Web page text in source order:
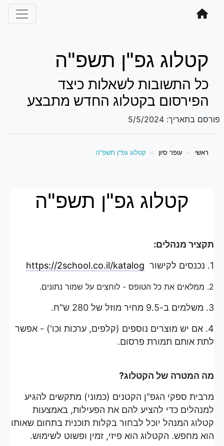
קטלוג גפ"ן תשפ"ה
כל התשובות לשאלות כיצד
הפירסום בקטלוג החדש מתבצע
פורסם בתאריך: 5/5/2024
ראשי עופר סיון קטלוג גפ"ן תשפ"ה
קטלוג גפ"ן תשפ"ה
תקציר מנהלים:
1. נכנסים לקישור
https://2school.co.il/katalog
2. ממלאים את כל הטופס - לוחצים על שמור נתונים.
3. משלמים ב-9.5 מחיר מוזל של 280 ש"ח.
4. אם יש מוצרים נוספים (קלפים, ערכות וכו') - אפשר
לתת אותם תמורת פרסום.
מה המטרה של הקטלוג?
מרבית ספקי הגפ"ן הקטנים (כמוני) מתקשים להגיע
למנהלים כדי להציע להם את הפעילות, באמצעות
קטלוג המנהל יוכל לבחור בקלות תוכנית בתחום שאותו
הוא מחפש. הקטלוג הוא פיזי, זמין ופשוט לשימוש.